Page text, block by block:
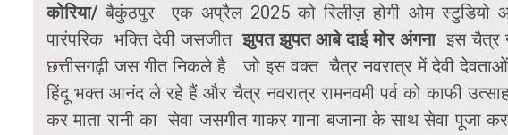
कोरिया/ बैकुंठपुर एक अप्रैल 2025 को रिलीज़ होगी ओम स्टुडियो
पारंपरिक भक्ति देवी जसजीतझुपत झुपत आबे दाई मोर अंगनाइस चैत्र
छत्तीसगढ़ी जस गीत निकले है जो इस वक्त चैत्र नवरात्र में देवी
हिंदू भक्त आनंद ले रहे हैं और चैत्र नवरात्र रामनवमी पर्व को काफी
कर माता रानी का सेवा जसगीत गाकर गाना बजाना के साथ सेवा पूजा